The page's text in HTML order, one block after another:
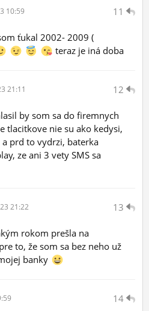
11
10:59
ťukal 2002- 2009 (
teraz je iná doba
12
21:11
by som sa do firemnych
tlacitkove nie su ako kedysi,
prd to vydrzi, baterka
ze ani 3 vety SMS sa
13
21:22
rokom prešla na
to, že som sa bez neho už
banky
14